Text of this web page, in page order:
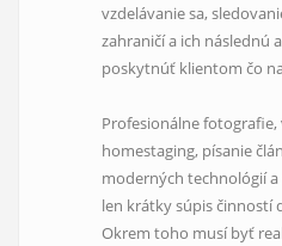
vzdelávanie sa,
zahraničí a ich následnú
poskytnúť klientom čo
Profesionálne
homestaging, písanie
moderných technológií
len krátky súpis činností
Okrem toho musí byť